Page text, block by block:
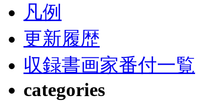
凡例
更新履歴
収録書画家番付一覧
categories